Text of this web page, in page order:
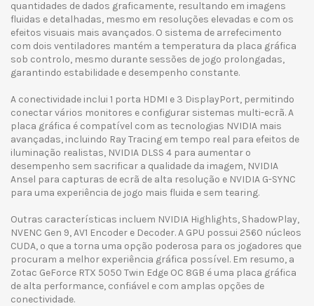
quantidades de dados graficamente, resultando em imagens
fluidas e detalhadas, mesmo em resoluções elevadas e com os
efeitos visuais mais avançados. O sistema de arrefecimento
com dois ventiladores mantém a temperatura da placa gráfica
sob controlo, mesmo durante sessões de jogo prolongadas,
garantindo estabilidade e desempenho constante.
A conectividade inclui 1 porta HDMI e 3 DisplayPort, permitindo
conectar vários monitores e configurar sistemas multi-ecrã. A
placa gráfica é compatível com as tecnologias NVIDIA mais
avançadas, incluindo Ray Tracing em tempo real para efeitos de
iluminação realistas, NVIDIA DLSS 4 para aumentar o
desempenho sem sacrificar a qualidade da imagem, NVIDIA
Ansel para capturas de ecrã de alta resolução e NVIDIA G-SYNC
para uma experiência de jogo mais fluida e sem tearing.
Outras características incluem NVIDIA Highlights, ShadowPlay,
NVENC Gen 9, AV1 Encoder e Decoder. A GPU possui 2560 núcleos
CUDA, o que a torna uma opção poderosa para os jogadores que
procuram a melhor experiência gráfica possível. Em resumo, a
Zotac GeForce RTX 5050 Twin Edge OC 8GB é uma placa gráfica
de alta performance, confiável e com amplas opções de
conectividade.